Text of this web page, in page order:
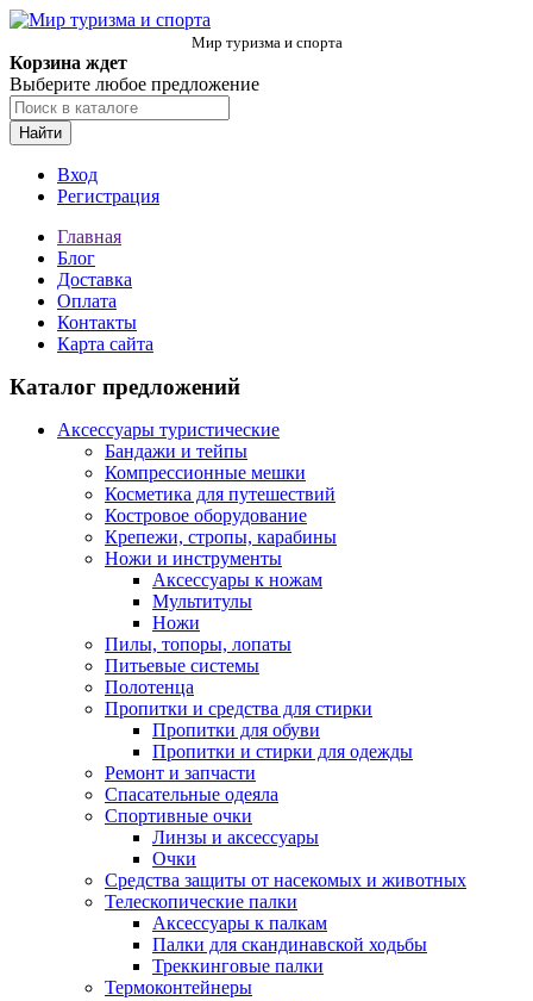
Мир туризма и спорта
Корзина ждет
Выберите любое предложение
Найти
Вход
Регистрация
Главная
Блог
Доставка
Оплата
Контакты
Карта сайта
Каталог предложений
Аксессуары туристические
Бандажи и тейпы
Компрессионные мешки
Косметика для путешествий
Костровое оборудование
Крепежи, стропы, карабины
Ножи и инструменты
Аксессуары к ножам
Мультитулы
Ножи
Пилы, топоры, лопаты
Питьевые системы
Полотенца
Пропитки и средства для стирки
Пропитки для обуви
Пропитки и стирки для одежды
Ремонт и запчасти
Спасательные одеяла
Спортивные очки
Линзы и аксессуары
Очки
Средства защиты от насекомых и животных
Телескопические палки
Аксессуары к палкам
Палки для скандинавской ходьбы
Треккинговые палки
Термоконтейнеры